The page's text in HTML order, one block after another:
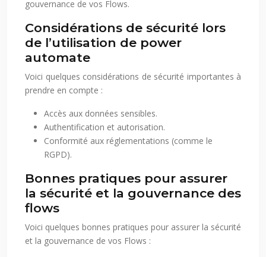
gouvernance de vos Flows.
Considérations de sécurité lors
de l’utilisation de power
automate
Voici quelques considérations de sécurité importantes à
prendre en compte :
Accès aux données sensibles.
Authentification et autorisation.
Conformité aux réglementations (comme le
RGPD).
Bonnes pratiques pour assurer
la sécurité et la gouvernance des
flows
Voici quelques bonnes pratiques pour assurer la sécurité
et la gouvernance de vos Flows :